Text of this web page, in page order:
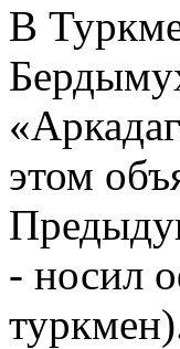
В
этом
- носил